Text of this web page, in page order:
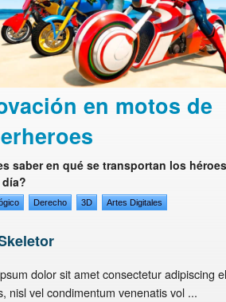
en motos de
saber en qué se transportan los
Derecho 3D Artes Digitales
dolor sit amet consectetur adipiscing
nisl vel condimentum venenatis vol ...